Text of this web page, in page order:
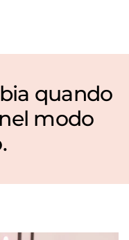
10ml
quando
modo